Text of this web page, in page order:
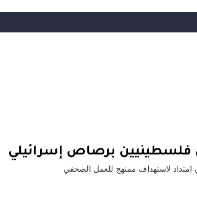
فلسطينيين برصاص إسرائيلي